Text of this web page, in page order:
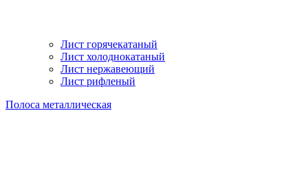
Лист горячекатаный
Лист холоднокатаный
Лист нержавеющий
Лист рифленый
Полоса металлическая